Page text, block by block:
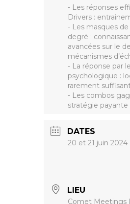
- Les réponses
Drivers :
- Les masques
degré :
avancées sur le
mécanismes
- La réponse par
psychologique :
rarement
- Les combos
stratégie payante
DATES
20 et 21 juin 2024
LIEU
Comet Meetings